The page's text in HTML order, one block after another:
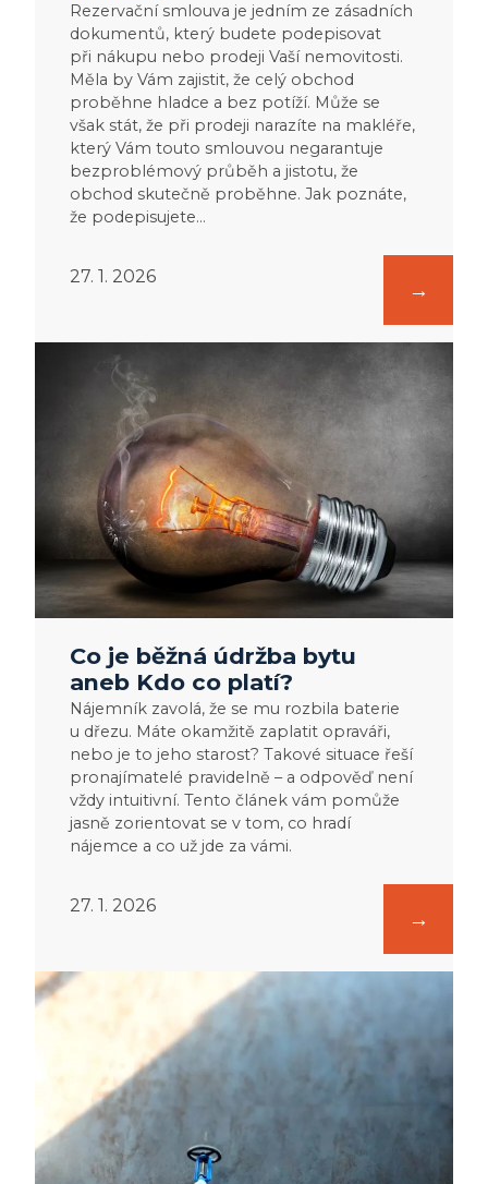
Rezervační smlouva je jedním ze zásadních
dokumentů, který budete podepisovat
při nákupu nebo prodeji Vaší nemovitosti.
Měla by Vám zajistit, že celý obchod
proběhne hladce a bez potíží. Může se
však stát, že při prodeji narazíte na makléře,
který Vám touto smlouvou negarantuje
bezproblémový průběh a jistotu, že
obchod skutečně proběhne. Jak poznáte,
že podepisujete…
27. 1. 2026
Co je běžná údržba bytu
aneb Kdo co platí?
Nájemník zavolá, že se mu rozbila baterie
u dřezu. Máte okamžitě zaplatit opraváři,
nebo je to jeho starost? Takové situace řeší
pronajímatelé pravidelně – a odpověď není
vždy intuitivní. Tento článek vám pomůže
jasně zorientovat se v tom, co hradí
nájemce a co už jde za vámi.
27. 1. 2026
aneb
Kdo
platí?
Co
nájemníci
vytopí
sousedy?